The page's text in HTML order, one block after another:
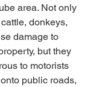
area. Not only
donkeys,
damage to
but they
to motorists
public roads,